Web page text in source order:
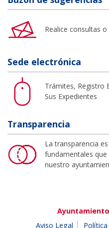
Realice consultas
Sede electrónica
Trámites, Registro
Sus Expedientes
Transparencia
La transparencia
fundamentales
nuestro
Aviso Legal